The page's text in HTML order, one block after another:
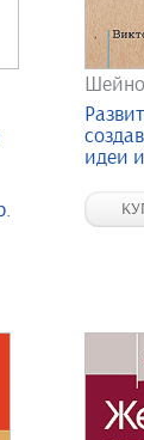
идеи